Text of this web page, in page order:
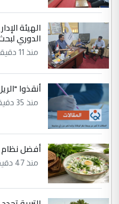
زوجتي أيضا
الموضوع :
السعودية
إعطاء 100
جامعاتها سنويا
عبد الأمير جاسم هليل
التعليق : نحن اباء
نتشرف بلقاء
الحسنية لزرع ...
الموضوع :
مكتب
لدينا اي حساب على
الهيئة
الدوري
منذ 11 دقيقة
أنقذوا
منذ 35 دقيقة
أفضل
منذ 47 دقيقة